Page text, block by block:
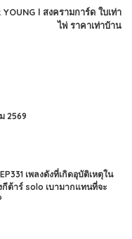
YOUNG l สงครามการ์ด ใบเท่า
ไพ่ ราคาเท่าบ้าน
2569
เพลงดังที่เกิดอุบัติเหตุใน
กีต้าร์ solo เบามากแทนที่จะ